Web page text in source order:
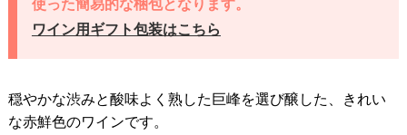
使った簡易的な梱包となります。
ワイン用ギフト包装はこちら
穏やかな渋みと酸味よく熟した巨峰を選び醸した、きれい
な赤鮮色のワインです。